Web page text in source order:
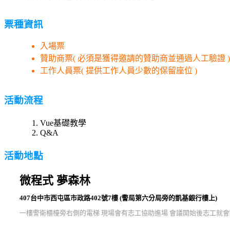
票種資訊
入場票
贊助商票( 必須是獲得邀請的贊助商並通過人工驗證 )
工作人員票( 提供工作人員少數的保留座位 )
活動流程
Vue基礎教學
Q&A
活動地點
微程式 夢森林
407台中市西屯區市政路402號7樓 (警局第六分局旁的凱基銀行樓上)
一樓警衛櫃檯旁右側的電梯 現場會有志工協助進場 會議開始後志工就